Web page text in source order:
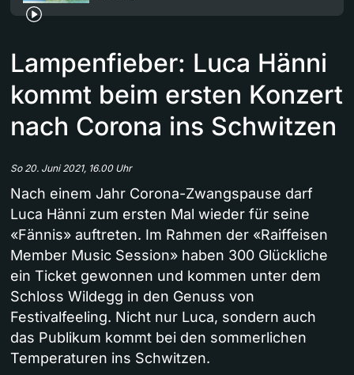
Lampenfieber: Luca Hänni
kommt beim ersten Konzert
nach Corona ins Schwitzen
So 20. Juni 2021, 16.00 Uhr
Nach einem Jahr Corona-Zwangspause darf
Luca Hänni zum ersten Mal wieder für seine
«Fännis» auftreten. Im Rahmen der «Raiffeisen
Member Music Session» haben 300 Glückliche
ein Ticket gewonnen und kommen unter dem
Schloss Wildegg in den Genuss von
Festivalfeeling. Nicht nur Luca, sondern auch
das Publikum kommt bei den sommerlichen
Temperaturen ins Schwitzen.